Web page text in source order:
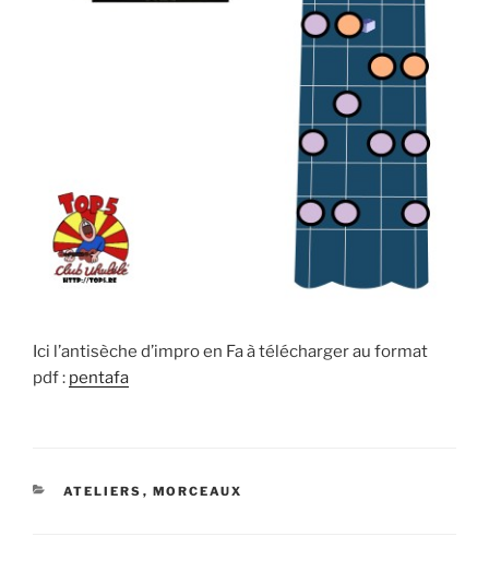
Ici l’antisèche d’impro en Fa à télécharger au format
pdf : pentafa
CATÉGORIES
ATELIERS , MORCEAUX